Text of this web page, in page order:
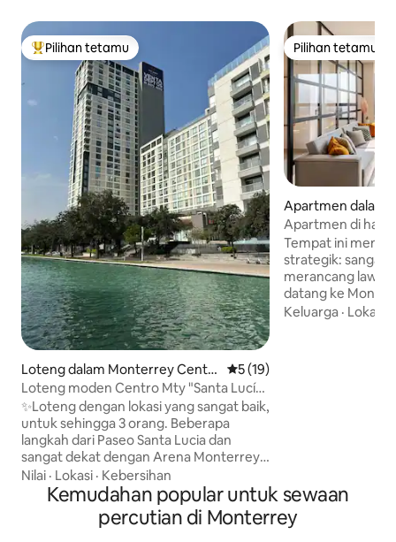
Pilihan utama tetamu
Pilihan tetamu
Loteng dalam Monterrey Centr
o
Penarafan purata 5
5 (19)
Loteng moden Centro Mty "Santa Lucía
& Fundidora"
✨Loteng dengan lokasi yang sangat baik,
untuk sehingga 3 orang. Beberapa
langkah dari Paseo Santa Lucia dan
sangat dekat dengan Arena Monterrey,
Fundidora, Auditorio Banamex,
Cintermex dan jalan-jalan utama bandar
perjalanan sebagai pasangan, dengan
Nilai · Lokasi · Kebersihan
Pilihan tetamu
Pilihan tetamu
Apartmen dalam
Apartmen di
Arena Monterrey
Tempat ini
strategik: sangat
merancang
datang ke
pelancongan,
reka bentuk yang
Keluarga · Lokasi
Kemudahan popular untuk sewaan
percutian di Monterrey